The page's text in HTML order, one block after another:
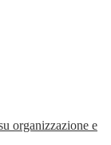
organizzazione e